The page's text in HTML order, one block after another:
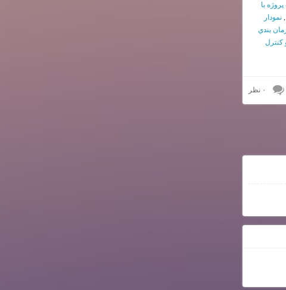
با
, نمودار
بندي
كنترل
۰ نظر